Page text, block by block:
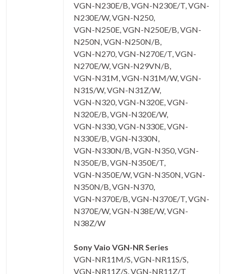
VGN-N230E/B, VGN-N230E/T, VGN-
N230E/W, VGN-N250,
VGN-N250E, VGN-N250E/B, VGN-
N250N, VGN-N250N/B,
VGN-N270, VGN-N270E/T, VGN-
N270E/W, VGN-N29VN/B,
VGN-N31M, VGN-N31M/W, VGN-
N31S/W, VGN-N31Z/W,
VGN-N320, VGN-N320E, VGN-
N320E/B, VGN-N320E/W,
VGN-N330, VGN-N330E, VGN-
N330E/B, VGN-N330N,
VGN-N330N/B, VGN-N350, VGN-
N350E/B, VGN-N350E/T,
VGN-N350E/W, VGN-N350N, VGN-
N350N/B, VGN-N370,
VGN-N370E/B, VGN-N370E/T, VGN-
N370E/W, VGN-N38E/W, VGN-
N38Z/W
Sony Vaio VGN-NR Series
VGN-NR11M/S, VGN-NR11S/S,
VGN-NR11Z/S, VGN-NR11Z/T